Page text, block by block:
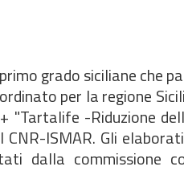
grado siciliane che
per la regione
"Tartalife -Riduzione
ISMAR. Gli
dalla commissione